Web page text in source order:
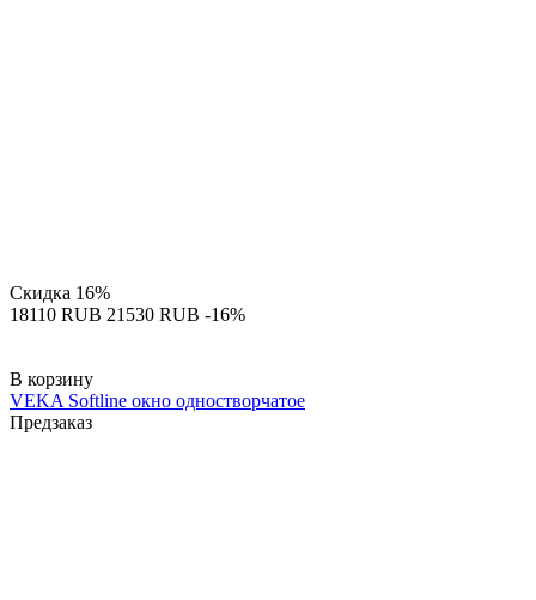
Скидка 16%
‍18110‍ RUB ‍21530‍ RUB -16%
В корзину
VEKA Softline окно одностворчатое
Предзаказ